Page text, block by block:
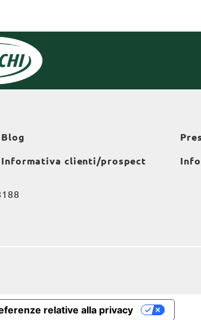
Blog
Informativa clienti/prospect
relative alla privacy